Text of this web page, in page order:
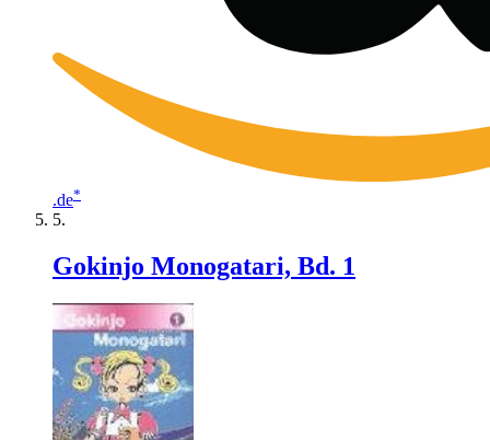
.de*
Gokinjo Monogatari, Bd. 1